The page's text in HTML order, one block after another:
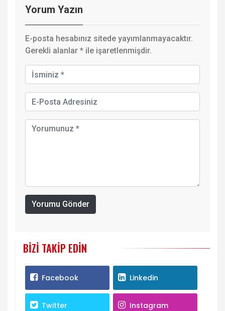
Yorum Yazın
E-posta hesabınız sitede yayımlanmayacaktır.
Gerekli alanlar * ile işaretlenmişdir.
Yorumu Gönder
BIZI TAKIP EDIN
Facebook Linkedin
Twitter Instagram